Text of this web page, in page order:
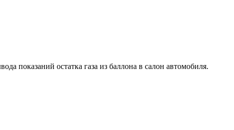
показаний остатка газа из баллона в салон автомобиля.